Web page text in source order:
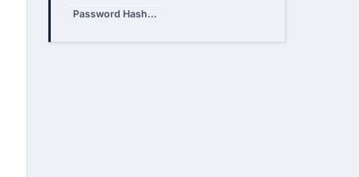
Password Hash Sync